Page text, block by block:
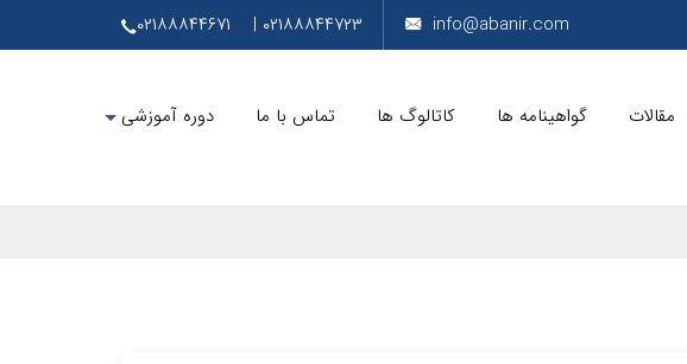
info@abanir.com ۰۲۱۸۸۸۴۴۷۲۳ | ۰۲۱۸۸۸۴۴۶۷۱
مقالات گواهینامه ها کاتالوگ ها تماس با ما دوره آموزشی